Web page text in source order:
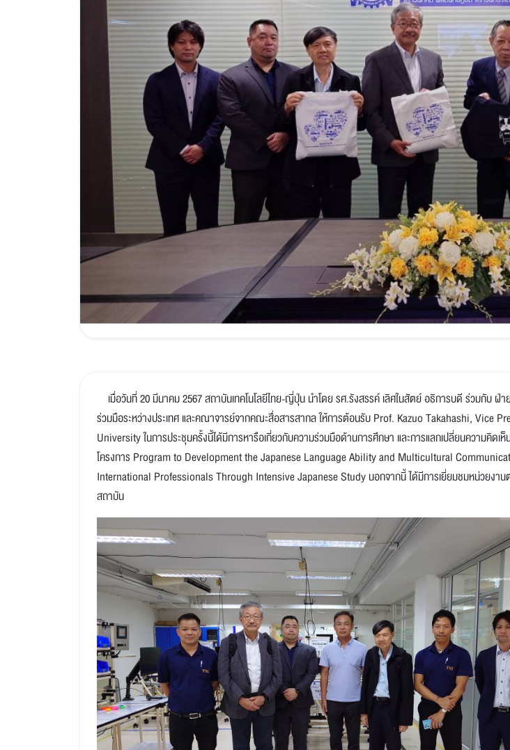
เมื่อวันที่ 20 มีนาคม 2567 สถาบันเทคโนโลยีไทย-ญี่ปุ่น นำโดย รศ.รังสรรค์ เลิศในสัตย์ อธิการบดี ร่วมกับ ฝ่า
ร่วมมือระหว่างประเทศ และคณาจารย์จากคณะสื่อสารสากล ให้การต้อนรับ Prof. Kazuo Takahashi, Vice
University ในการประชุมครั้งนี้ได้มีการหารือเกี่ยวกับความร่วมมือด้านการศึกษา และการแลกเปลี่ยนความคิดเ
โครงการ Program to Development the Japanese Language Ability and Multicultural
International Professionals Through Intensive Japanese Study นอกจากนี้ ได้มีการเยี่ยมชมหน่วยงาน
สถาบัน